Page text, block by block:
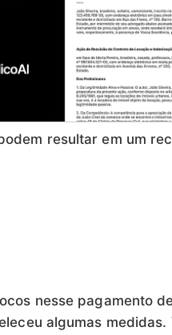
resultar em um
nesse pagamento
algumas medidas.